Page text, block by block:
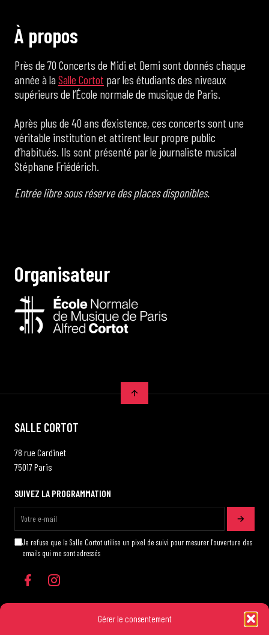
Gérer le consentement
À propos
Près de 70 Concerts de Midi et Demi sont donnés chaque
année à laSalle Cortot par les étudiants des niveaux
supérieurs de l’École normale de musique de Paris.
Après plus de 40 ans d’existence, ces concerts sont une
véritable institution et attirent leur propre public
d’habitués. Ils sont présenté par le journaliste musical
Stéphane Friédérich.
Entrée libre sous réserve des places disponibles.
Organisateur
SALLE CORTOT
78 rue Cardinet
75017 Paris
SUIVEZ LA PROGRAMMATION
Je refuse que la Salle Cortot utilise un pixel de suivi pour mesurer l'ouverture des
emails qui me sont adressés